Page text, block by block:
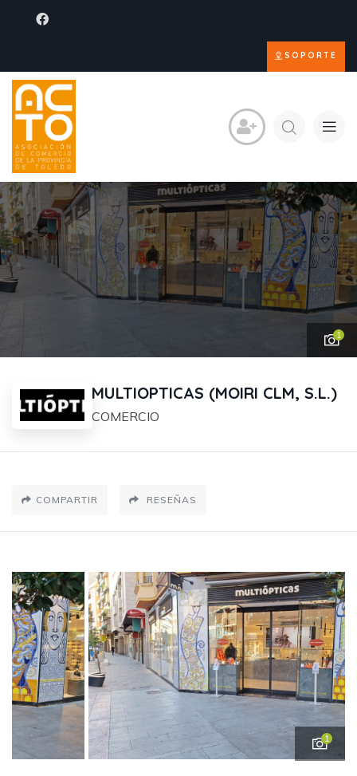
SOPORTE
1
MULTIOPTICAS (MOIRI CLM, S.L.)
COMERCIO
COMPARTIR RESEÑAS
1